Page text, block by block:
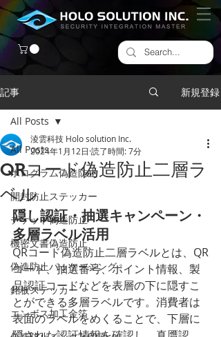
記事 新規登録
All Posts
ホログラム偽造防止
開封防止ステッカー
チケット偽造防止
機密文書偽造防止
偽造防止パッケージング
銘板ステッカー
エンボス加工金箔
All Posts
QRコード偽造防止二層ラ
ベル
淩雲科技 Holo solution Inc.
2024年1月12日 読了時間: 7分
隠し認証・抽選キャンペーン・
多層ラベル活用
QRコード偽造防止二層ラベルとは、QR
コード、抽選番号、ポイント情報、製
品認証コードなどを表層の下に隠すこ
とができる多層ラベルです。消費者は
表面のラベルをめくることで、下層に